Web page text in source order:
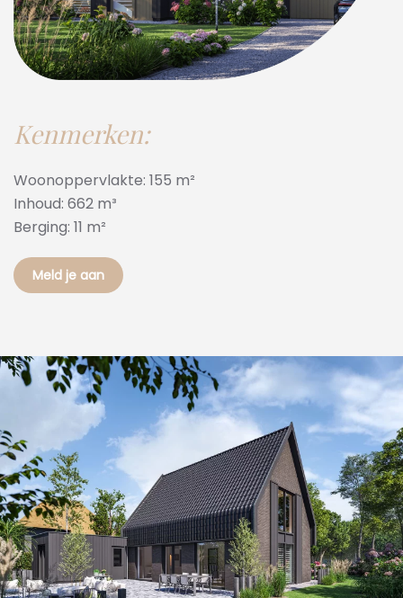
Kenmerken:
Woonoppervlakte: 155 m²
Inhoud: 662 m³
Berging: 11 m²
Meld je aan